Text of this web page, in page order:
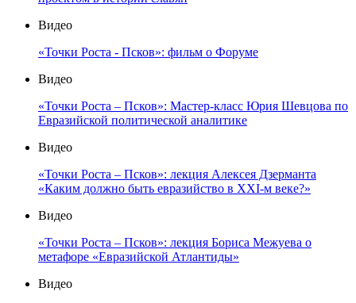
Видео
«Точки Роста - Псков»: фильм о Форуме
Видео
«Точки Роста – Псков»: Мастер-класс Юрия Шевцова по
Евразийской политической аналитике
Видео
«Точки Роста – Псков»: лекция Алексея Дзерманта
«Каким должно быть евразийство в XXI-м веке?»
Видео
«Точки Роста – Псков»: лекция Бориса Межуева о
метафоре «Евразийской Атлантиды»
Видео